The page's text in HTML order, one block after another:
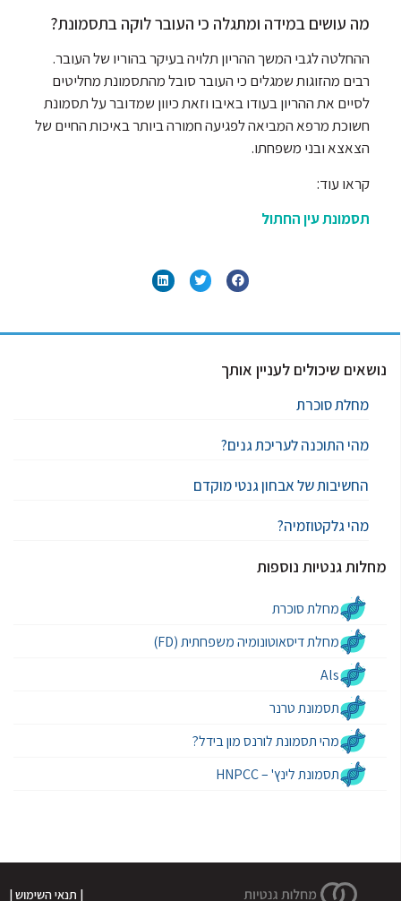
מה עושים במידה ומתגלה כי העובר לוקה בתסמונת?
ההחלטה לגבי המשך ההריון תלויה בעיקר בהוריו של העובר.
רבים מהזוגות שמגלים כי העובר סובל מהתסמונת מחליטים
לסיים את ההריון בעודו באיבו וזאת כיוון שמדובר על תסמונת
חשוכת מרפא המביאה לפגיעה חמורה ביותר באיכות החיים של
הצאצא ובני משפחתו.
קראו עוד:
תסמונת עין החתול
נושאים שיכולים לעניין אותך
מחלת סוכרת
מהי התוכנה לעריכת גנים?
החשיבות של אבחון גנטי מוקדם
מהי גלקטוזמיה?
מחלות גנטיות נוספות
מחלת סוכרת
מחלת דיסאוטונומיה משפחתית (FD)
Als
תסמונת טרנר
מהי תסמונת לורנס מון בידל?
תסמונת לינץ' – HNPCC
| תנאי השימוש |